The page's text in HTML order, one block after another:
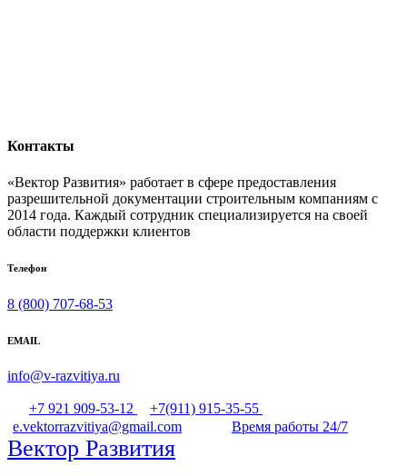
Контакты
«Вектор Развития» работает в сфере предоставления
разрешительной документации строительным компаниям с
2014 года. Каждый сотрудник специализируется на своей
области поддержки клиентов
Телефон
8 (800) 707-68-53
EMAIL
info@v-razvitiya.ru
+7 921 909-53-12
+7(911) 915-35-55
e.vektorrazvitiya@gmail.com
Время работы 24/7
Вектор Развития